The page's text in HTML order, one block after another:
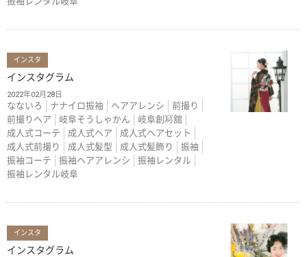
インスタ
インスタグラム
2022年02月28日
なないろ ナナイロ振袖 ヘアアレンシ
前撮り
前撮りヘア
岐阜そうしゃかん
岐阜創冩舘
成人式コーテ
成人式ヘア
成人式ヘアセット
成人式前撮り
成人式髪型 成人式髪飾り
振袖
振袖コーテ
振袖ヘアアレンシ
振袖レンタル
振袖レンタル岐阜
インスタ
インスタグラム